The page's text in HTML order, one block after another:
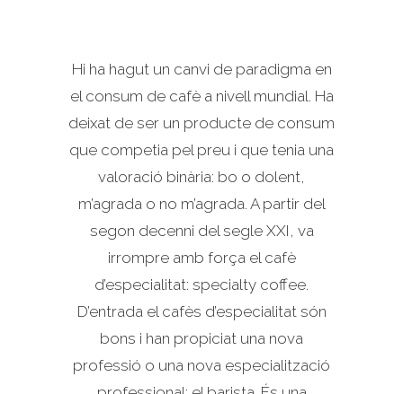
Hi ha hagut un canvi de paradigma en
el consum de cafè a nivell mundial. Ha
deixat de ser un producte de consum
que competia pel preu i que tenia una
valoració binària: bo o dolent,
m’agrada o no m’agrada. A partir del
segon decenni del segle XXI, va
irrompre amb força el cafè
d’especialitat: specialty coffee.
D’entrada el cafès d’especialitat són
bons i han propiciat una nova
professió o una nova especialització